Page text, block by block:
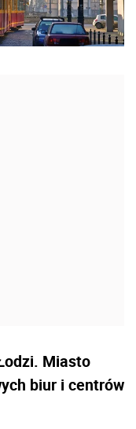
Miasto
biur i centrów